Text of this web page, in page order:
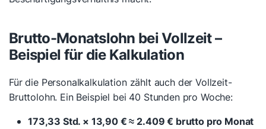
Brutto-Monatslohn bei Vollzeit –
Beispiel für die Kalkulation
Für die Personalkalkulation zählt auch der Vollzeit-
Bruttolohn. Ein Beispiel bei 40 Stunden pro Woche:
173,33 Std. × 13,90 € ≈ 2.409 € brutto pro Monat